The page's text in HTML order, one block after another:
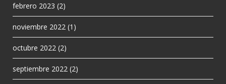
febrero 2023 (2)
noviembre 2022 (1)
octubre 2022 (2)
septiembre 2022 (2)